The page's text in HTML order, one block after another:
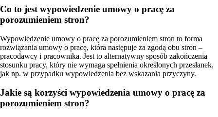
Co to jest wypowiedzenie umowy o pracę za
porozumieniem stron?
Wypowiedzenie umowy o pracę za porozumieniem stron to forma
rozwiązania umowy o pracę, która następuje za zgodą obu stron –
pracodawcy i pracownika. Jest to alternatywny sposób zakończenia
stosunku pracy, który nie wymaga spełnienia określonych przesłanek,
jak np. w przypadku wypowiedzenia bez wskazania przyczyny.
Jakie są korzyści wypowiedzenia umowy o pracę za
porozumieniem stron?